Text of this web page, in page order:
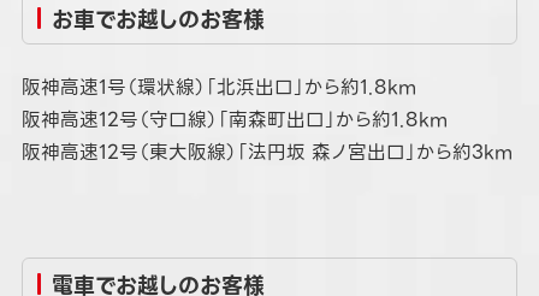
お車でお越しのお客様
阪神高速1号（環状線）「北浜出口」から約1.8km
阪神高速12号（守口線）「南森町出口」から約1.8km
阪神高速12号（東大阪線）「法円坂 森ノ宮出口」から約3km
電車でお越しのお客様